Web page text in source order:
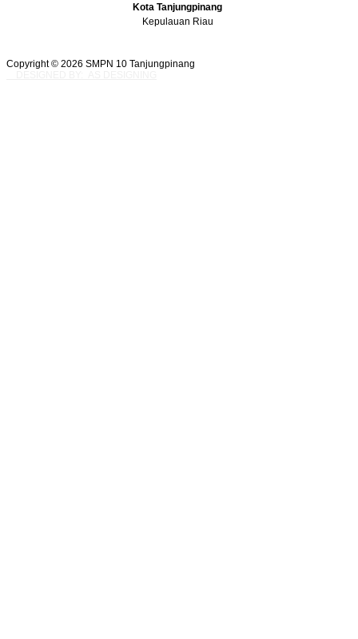
Kota Tanjungpinang
Kepulauan Riau
Copyright © 2026 SMPN 10 Tanjungpinang